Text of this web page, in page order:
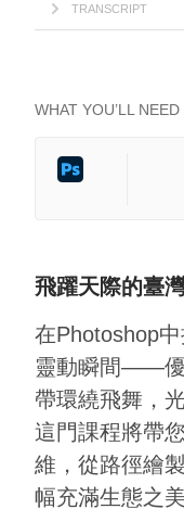
TRANSCRIPT
WHAT YOU’LL NEED
飛躍天際的臺
在Photoshop
靈動瞬間——優
帶環繞飛舞，
這門課程將帶
維，從路徑繪
幅充滿生態之